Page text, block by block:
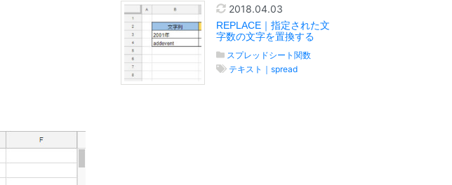
2018.04.03
REPLACE｜指定された文
字数の文字を置換する
スプレッドシート関数
テキスト｜spread